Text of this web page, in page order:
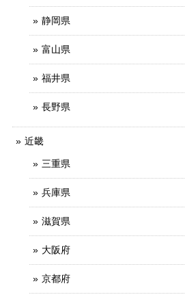
静岡県
富山県
福井県
長野県
近畿
三重県
兵庫県
滋賀県
大阪府
京都府